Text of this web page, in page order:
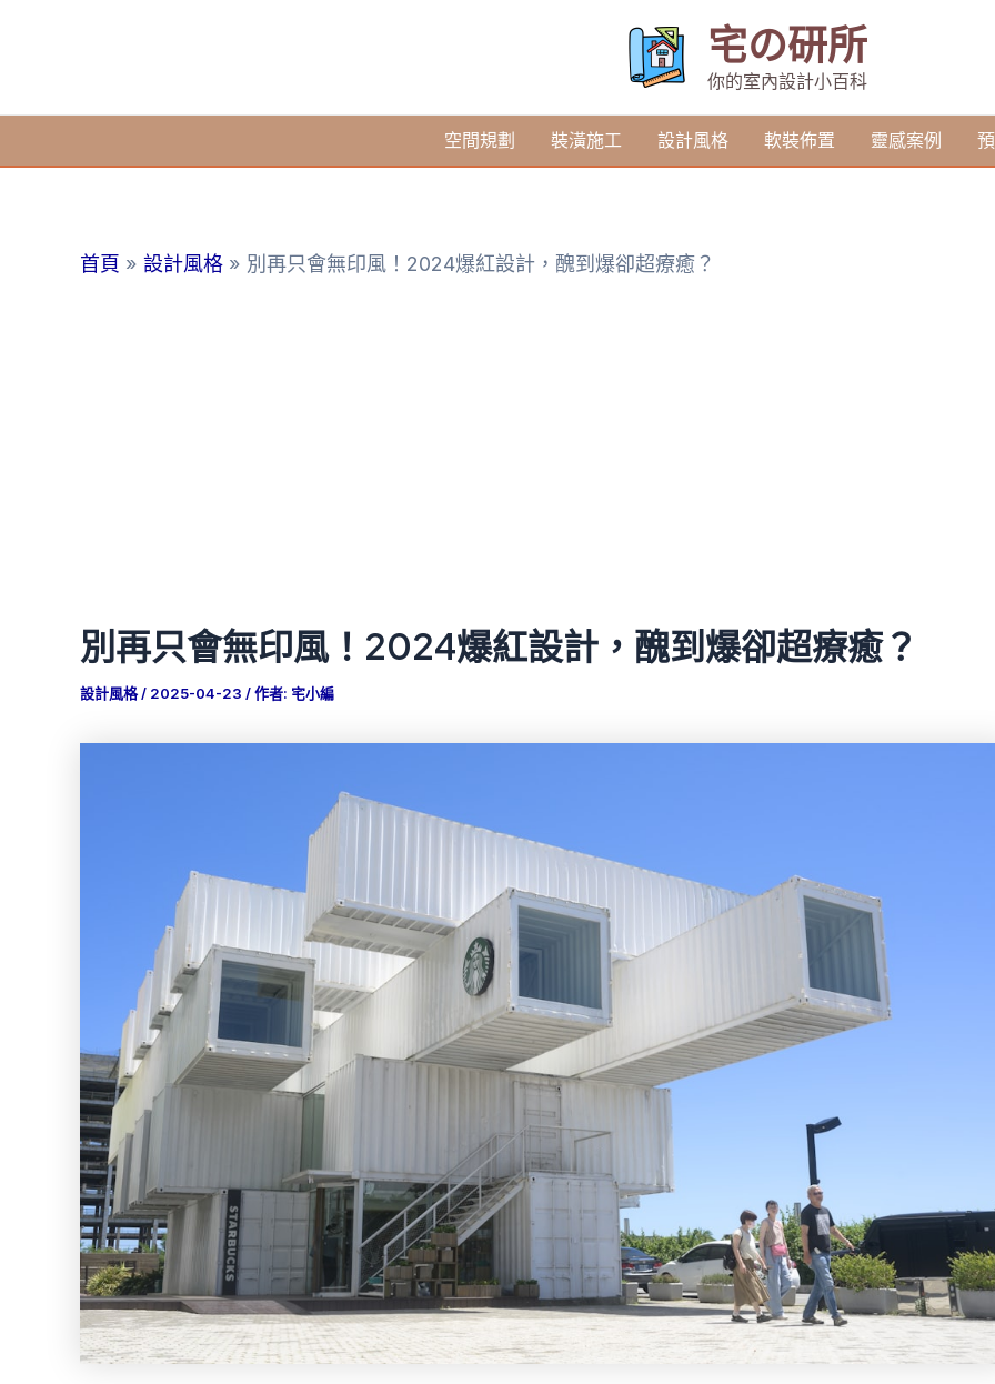
要
宅の研所
你的室內設計小百科
空間規劃 裝潢施工 設計風格 軟裝佈置 靈感案例
首頁 設計風格 別再只會無印風！2024爆紅設計，醜到爆卻超療癒？
別再只會無印風！2024爆紅設計，醜到爆卻超療癒？
設計風格/ 2025-04-23 / 作者: 宅小編